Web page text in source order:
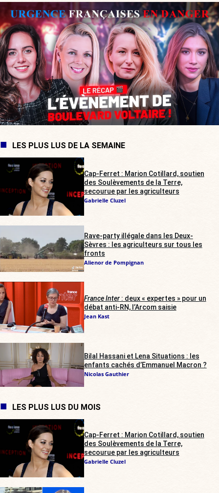
LES PLUS LUS DE LA SEMAINE
Cap-Ferret : Marion Cotillard, soutien
des Soulèvements de la Terre,
secourue par les agriculteurs
Gabrielle Cluzel
Rave-party illégale dans les Deux-
Sèvres : les agriculteurs sur tous les
fronts
Alienor de Pompignan
France Inter: deux « expertes » pour un
débat anti-RN, l’Arcom saisie
Jean Kast
Bilal Hassani et Lena Situations : les
enfants cachés d’Emmanuel Macron ?
Nicolas Gauthier
LES PLUS LUS DU MOIS
Cap-Ferret : Marion Cotillard, soutien
des Soulèvements de la Terre,
secourue par les agriculteurs
Gabrielle Cluzel